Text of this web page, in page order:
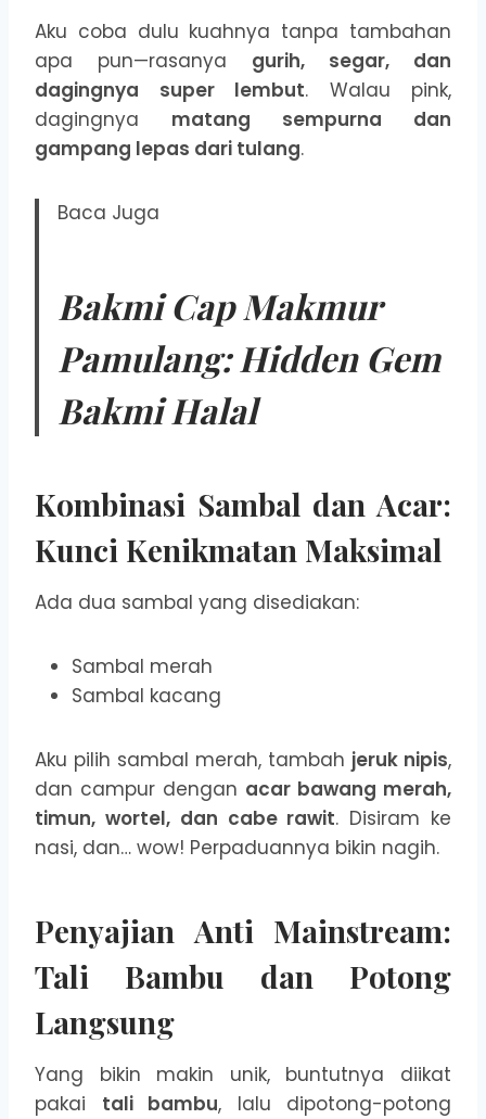
Aku coba dulu kuahnya tanpa tambahan
apa pun—rasanya gurih, segar, dan
dagingnya super lembut. Walau pink,
dagingnya matang sempurna dan
gampang lepas dari tulang.
Baca Juga
Bakmi Cap Makmur
Pamulang: Hidden Gem
Bakmi Halal
Kombinasi Sambal dan Acar:
Kunci Kenikmatan Maksimal
Ada dua sambal yang disediakan:
Sambal merah
Sambal kacang
Aku pilih sambal merah, tambah jeruk nipis,
dan campur dengan acar bawang merah,
timun, wortel, dan cabe rawit. Disiram ke
nasi, dan… wow! Perpaduannya bikin nagih.
Penyajian Anti Mainstream:
Tali Bambu dan Potong
Langsung
Yang bikin makin unik, buntutnya diikat
pakai tali bambu, lalu dipotong-potong